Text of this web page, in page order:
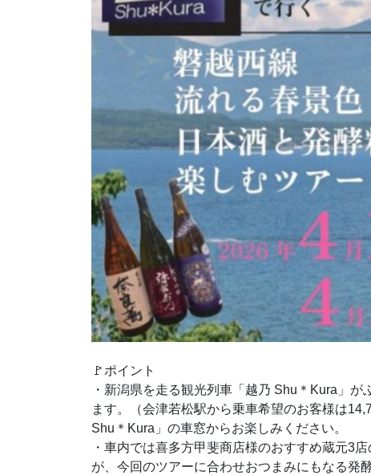
🚩ポイント
・新潟県を走る観光列車「越乃 Shu＊Kura」
ます。（会津若松駅から乗車希望のお客様は
Shu＊Kura」の車窓からお楽しみください。
・車内では喜多方甲斐商店様のおすすめ蔵元3
が、今回のツアーに合わせおつまみにもなる発